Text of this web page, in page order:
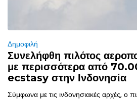
Δημοφιλή
Συνελήφθη πιλότος
με περισσότερα από
ecstasy στην Ινδονησία
Σύμφωνα με τις ινδονησιακές αρχές, ο